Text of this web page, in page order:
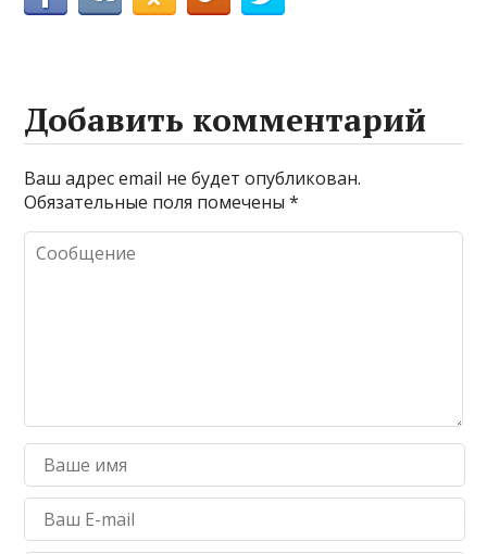
Добавить комментарий
Ваш адрес email не будет опубликован.
Обязательные поля помечены*